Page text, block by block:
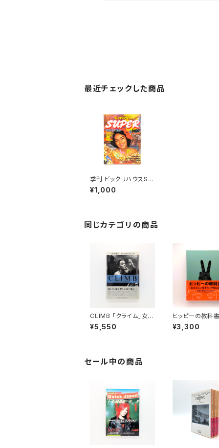
最近チェックした商品
季刊 ビックリハウスSU
PER NO.7 1978年
秋季号
¥1,000
同じカテゴリの商品
CLIMB 「クライム」女王
陛下のロンドン
¥5,550
ヒッピーの教科
¥3,300
セール中の商品